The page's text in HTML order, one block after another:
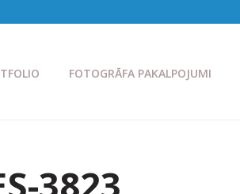
FOTOGRĀFA PAKALPOJUMI